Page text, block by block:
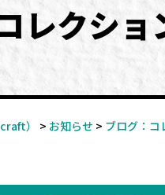
レクショ
） > お知らせ > ブログ：コ